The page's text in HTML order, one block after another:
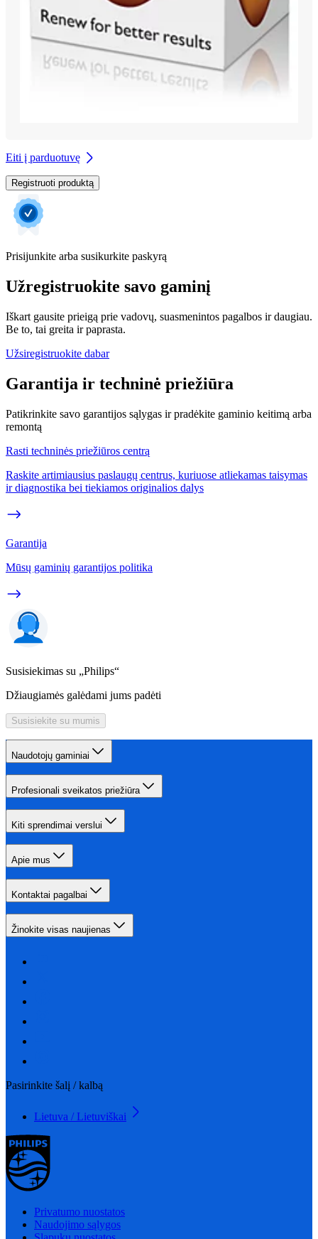
Eiti į parduotuvę
Registruoti produktą
Prisijunkite arba susikurkite paskyrą
Užregistruokite savo gaminį
Iškart gausite prieigą prie vadovų, suasmenintos pagalbos ir daugiau.
Be to, tai greita ir paprasta.
Užsiregistruokite dabar
Garantija ir techninė priežiūra
Patikrinkite savo garantijos sąlygas ir pradėkite gaminio keitimą arba
remontą
Rasti techninės priežiūros centrą
Raskite artimiausius paslaugų centrus, kuriuose atliekamas taisymas
ir diagnostika bei tiekiamos originalios dalys
Garantija
Mūsų gaminių garantijos politika
Susisiekimas su „Philips“
Džiaugiamės galėdami jums padėti
Susisiekite su mumis
Naudotojų gaminiai
Profesionali sveikatos priežiūra
Kiti sprendimai verslui
Apie mus
Kontaktai pagalbai
Žinokite visas naujienas
Pasirinkite šalį / kalbą
Lietuva / Lietuviškai
Privatumo nuostatos
Naudojimo sąlygos